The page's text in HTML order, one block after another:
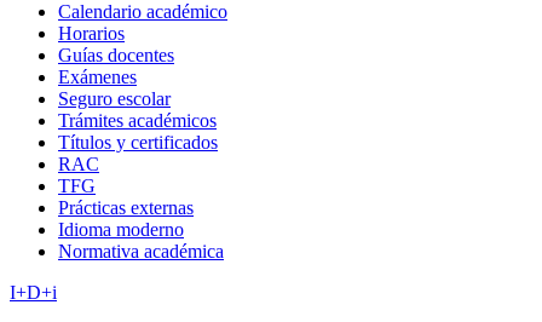
Calendario académico
Horarios
Guías docentes
Exámenes
Seguro escolar
Trámites académicos
Títulos y certificados
RAC
TFG
Prácticas externas
Idioma moderno
Normativa académica
I+D+i